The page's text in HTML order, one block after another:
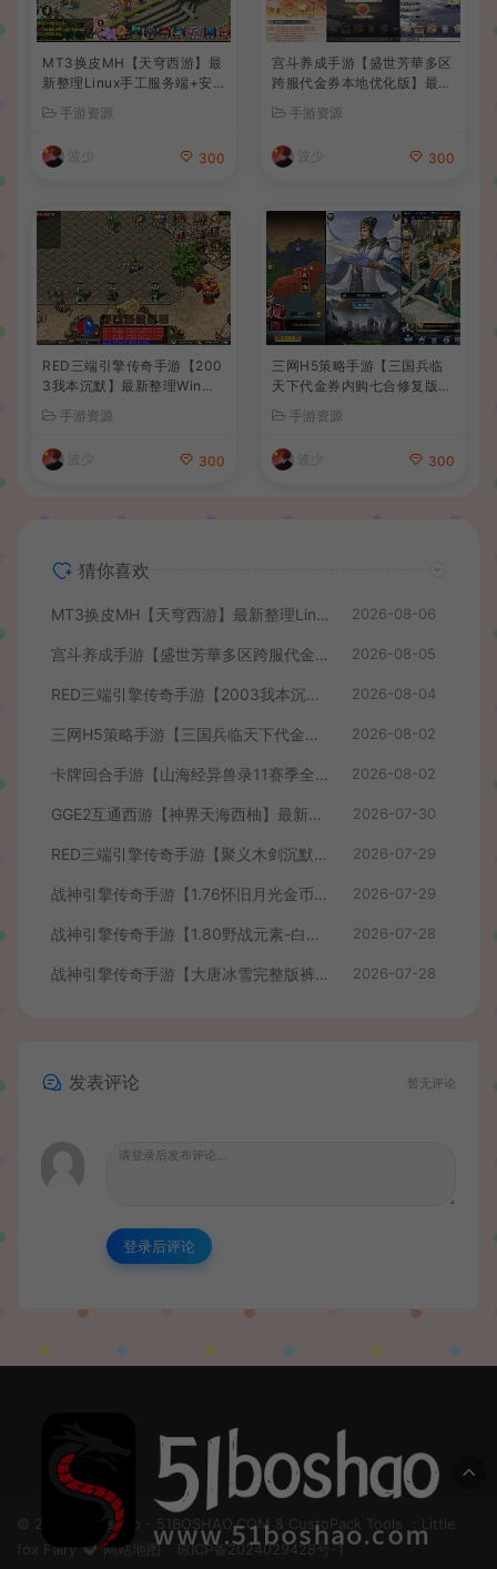
MT3换皮MH【天穹西游】最
新整理Linux手工服务端+安
卓苹果双端+GM后台+详细搭
建教程+全套源码+视频教程
手游资源
波少 300
宫斗养成手游【盛世芳華多区
跨服代金券本地优化版】最新
整理单机一键即玩端+Linux
手工服务端+CDK授权后台
+安卓+详细搭建教程
手游资源
波少 300
RED三端引擎传奇手游【200
3我本沉默】最新整理Win系
服务端+安卓苹果PC三端+详
细搭建教程
手游资源
波少 300
三网H5策略手游【三国兵临
天下代金券内购七合修复版】
最新整理单机一键即玩镜像端
+Linux手工服务端+管理后台
+GM授权后台+简易安卓客户
端+详细搭建教程+视频教程
手游资源
波少 300
猜你喜欢
MT3换皮MH【天穹西游】最新整理Linux手工服务端+安卓苹果双端+GM后台+详细搭建教程+全套源码+视频教程 2026-08-06
宫斗养成手游【盛世芳華多区跨服代金券本地优化版】最新整理单机一键即玩端+Linux手工服务端+CDK授权后台+安卓+详细搭建教程 2026-08-05
RED三端引擎传奇手游【2003我本沉默】最新整理Win系服务端+安卓苹果PC三端+详细搭建教程 2026-08-04
三网H5策略手游【三国兵临天下代金券内购七合修复版】最新整理单机一键即玩镜像端+Linux手工服务端+管理后台+GM授权后台+简易安卓客户端+详细搭建教程+视频教程 2026-08-02
卡牌回合手游【山海经异兽录11赛季全人物代金券内购版】最新整理WIN系服务端+授权GM后台+管理后台+热更修改工具+安卓+详细搭建教程 2026-08-02
GGE2互通西游【神界天海西柚】最新整理Win系服务端+安卓苹果PC三端+内置GM工具+全套源码+详细搭建教程+视频教程 2026-07-30
RED三端引擎传奇手游【聚义木剑沉默高仿嘟嘟沉默】最新整理Win系服务端+安卓苹果PC三端+详细搭建教程 2026-07-29
战神引擎传奇手游【1.76怀旧月光金币版】最新整理Win系复古服务端+安卓苹果双端+GM授权物品后台+详细搭建教程 2026-07-29
战神引擎传奇手游【1.80野战元素-白猪7.2免授权】最新整理Win系特色服务端+安卓+GM授权物品后台+详细搭建教程 2026-07-28
战神引擎传奇手游【大唐冰雪完整版裤衩7.0免授权】最新整理Win系特色服务端+GM授权后台+安卓苹果双端+详细搭建教程 2026-07-28
发表评论 暂无评论
登录后评论
© 2024 51boshao - 51BOSHAO.COM & CustoPack Tools ：Little
fox Fairy
网站地图 琼ICP备2024029428号-1